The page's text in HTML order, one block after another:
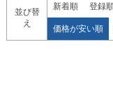
並び替
え
新着順 登録
価格が安い順